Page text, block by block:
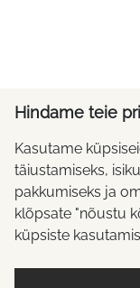
Hindame teie
Kasutame
täiustamiseks,
pakkumiseks ja
klõpsate "nõustu
küpsiste